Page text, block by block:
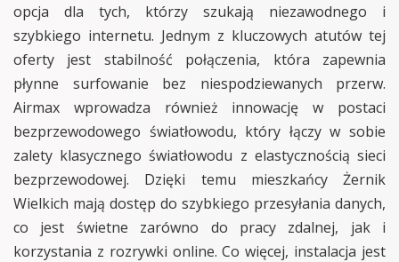
opcja dla tych, którzy szukają niezawodnego i
szybkiego internetu. Jednym z kluczowych atutów tej
oferty jest stabilność połączenia, która zapewnia
płynne surfowanie bez niespodziewanych przerw.
Airmax wprowadza również innowację w postaci
bezprzewodowego światłowodu, który łączy w sobie
zalety klasycznego światłowodu z elastycznością sieci
bezprzewodowej. Dzięki temu mieszkańcy Żernik
Wielkich mają dostęp do szybkiego przesyłania danych,
co jest świetne zarówno do pracy zdalnej, jak i
korzystania z rozrywki online. Co więcej, instalacja jest